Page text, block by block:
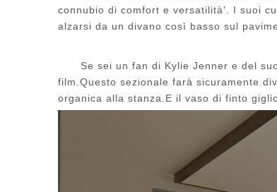
connubio di comfort e versatilità'. I suoi
alzarsi da un divano così basso sul
Se sei un fan di Kylie Jenner e del
film.Questo sezionale farà sicuramente
organica alla stanza.E il vaso di finto